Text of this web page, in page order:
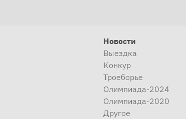
Новости
Выездка
Конкур
Троеборье
Олимпиада-2024
Олимпиада-2020
Другое